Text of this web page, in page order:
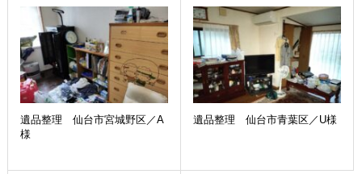
遺品整理 仙台市宮城野区／A
様
遺品整理 仙台市青葉区／U様